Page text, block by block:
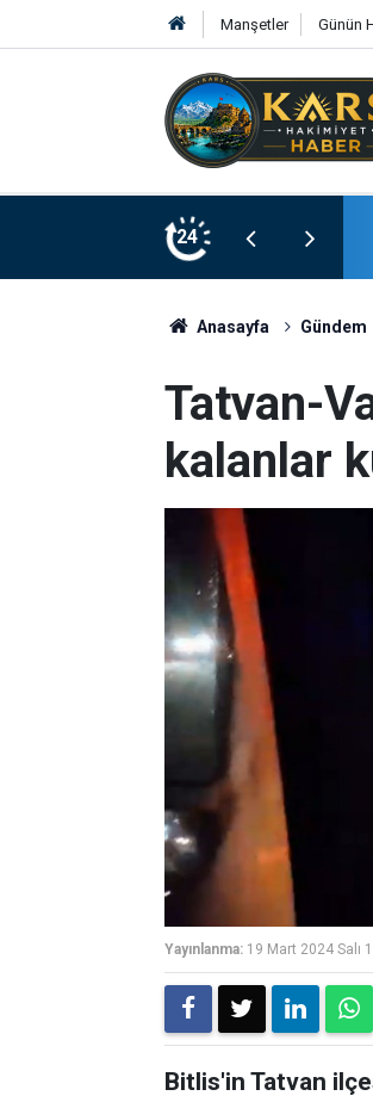
Manşetler Günün
24
Anasayfa Gündem
Tatvan-
kalanlar
Yayınlanma: 19 Mart 2024 Salı
Bitlis'in Tatvan